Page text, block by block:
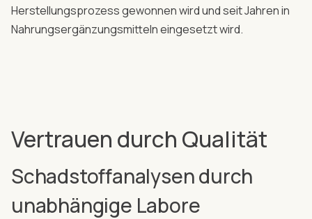
Herstellungsprozess gewonnen wird und seit Jahren in
Nahrungsergänzungsmitteln eingesetzt wird.
Vertrauen durch Qualität
Schadstoffanalysen durch
unabhängige Labore